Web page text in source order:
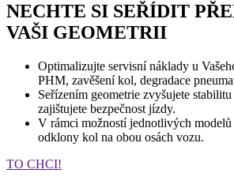
NECHTE SI SEŘÍDIT
VAŠI GEOMETRII
Optimalizujte servisní náklady u
PHM, zavěšení kol, degradace
Seřízením geometrie zvyšujete
zajištujete bezpečnost jízdy.
V rámci možností jednotlivých modelů
odklony kol na obou osách vozu.
TO CHCI!